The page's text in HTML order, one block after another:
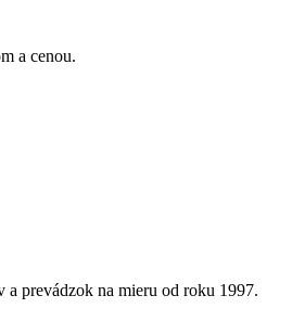
a cenou.
prevádzok na mieru od roku 1997.